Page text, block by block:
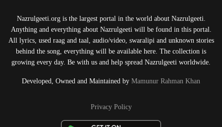
Nazrulgeeti.org is the largest portal in the world about Nazrulgeeti.
Anything and everything about Nazrulgeeti will be found in this portal.
All lyrics, used raag and taal, audio/video, swaralipi and unknown stories
behind the song, everything will be available here. The collection is
growing every day. Be with us and help spread Nazrulgeeti worldwide.
Developed, Owned and Maintained by Mamunur Rahman Khan
Privacy Policy